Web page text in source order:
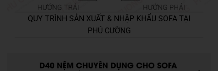
QUY TRÌNH SẢN XUẤT & NHẬP KHẨU SOFA TẠI
PHÚ CƯỜNG